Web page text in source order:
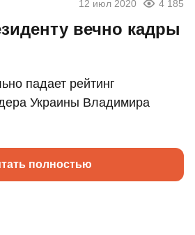
12 июл 2020 4 185
вечно кадры
падает рейтинг
Украины Владимира
полностью